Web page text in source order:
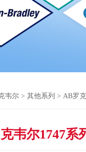
韦尔 > 其他系列 > AB罗
韦尔1747系